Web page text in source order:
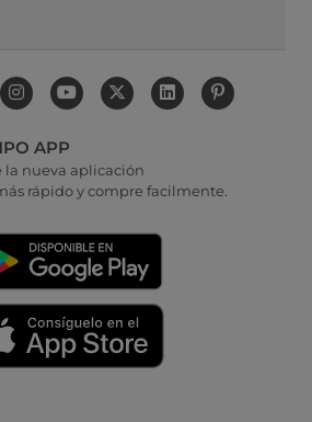
APP
la nueva aplicación
rápido y compre facilmente.